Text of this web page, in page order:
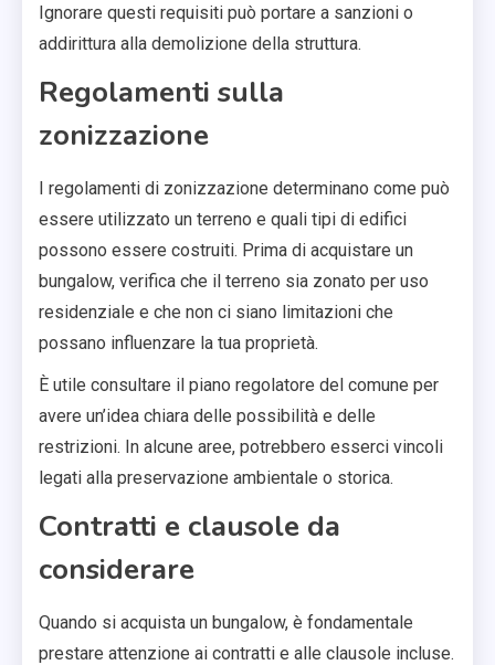
Ignorare questi requisiti può portare a sanzioni o
addirittura alla demolizione della struttura.
Regolamenti sulla
zonizzazione
I regolamenti di zonizzazione determinano come può
essere utilizzato un terreno e quali tipi di edifici
possono essere costruiti. Prima di acquistare un
bungalow, verifica che il terreno sia zonato per uso
residenziale e che non ci siano limitazioni che
possano influenzare la tua proprietà.
È utile consultare il piano regolatore del comune per
avere un’idea chiara delle possibilità e delle
restrizioni. In alcune aree, potrebbero esserci vincoli
legati alla preservazione ambientale o storica.
Contratti e clausole da
considerare
Quando si acquista un bungalow, è fondamentale
prestare attenzione ai contratti e alle clausole incluse.